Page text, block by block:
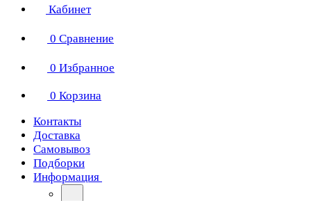
Кабинет
0 Сравнение
0 Избранное
0 Корзина
Контакты
Доставка
Самовывоз
Подборки
Информация